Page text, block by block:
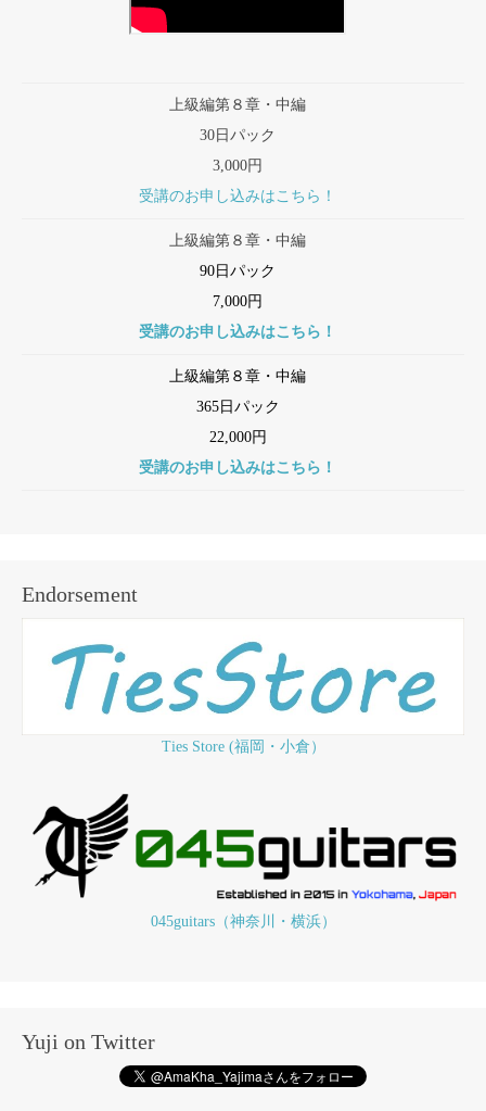
上級編第８章・中編
30日パック
3,000円
受講のお申し込みはこちら！
上級編第８章・中編
90日パック
7,000円
受講のお申し込みはこちら！
上級編第８章・中編
365日パック
22,000円
受講のお申し込みはこちら！
Endorsement
Ties Store (福岡・小倉）
045guitars（神奈川・横浜）
Yuji on Twitter